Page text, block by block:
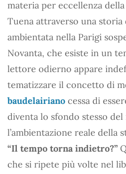
materia per eccellenza
Tuena attraverso una storia
ambientata nella Parigi
Novanta, che esiste in un
lettore odierno appare
tematizzare il concetto di
baudelairiano cessa di
diventa lo sfondo stesso
l’ambientazione reale della
“Il tempo torna indietro?”
che si ripete più volte nel